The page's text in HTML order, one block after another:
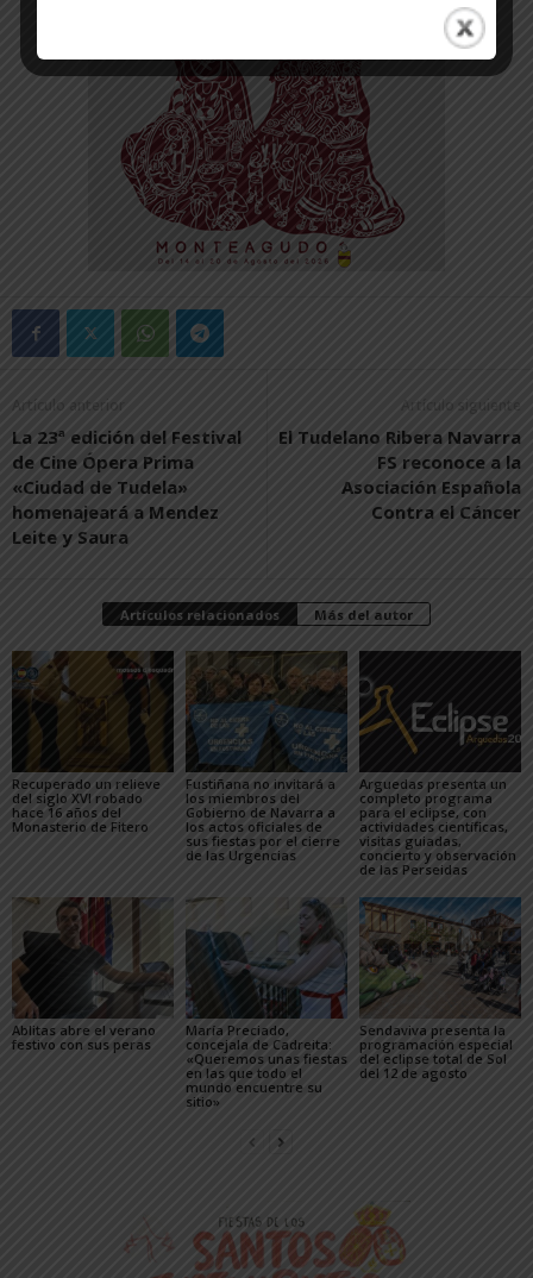
Artículo anterior
La 23ª edición del Festival
de Cine Ópera Prima
«Ciudad de Tudela»
homenajeará a Mendez
Leite y Saura
Artículo siguiente
El Tudelano Ribera Navarra
FS reconoce a la
Asociación Española
Contra el Cáncer
Artículos relacionados Más del autor
Recuperado un relieve
del siglo XVI robado
hace 16 años del
Monasterio de Fitero
Fustiñana no invitará a
los miembros del
Gobierno de Navarra a
los actos oficiales de
sus fiestas por el cierre
de las Urgencias
Arguedas presenta un
completo programa
para el eclipse, con
actividades científicas,
visitas guiadas,
concierto y observación
de las Perseidas
Ablitas abre el verano
festivo con sus peras
María Preciado,
concejala de Cadreita:
«Queremos unas fiestas
en las que todo el
mundo encuentre su
sitio»
Sendaviva presenta la
programación especial
del eclipse total de Sol
del 12 de agosto